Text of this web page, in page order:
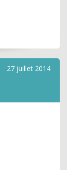
27 juillet 2014